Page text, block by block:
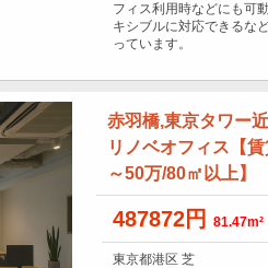
フィス利用時などにも可
キシブルに対応できるな
っています。
赤羽橋,東京タワー
リノベオフィス【
～50万/80㎡以上】
487872円 81.47m²
東京都港区 芝